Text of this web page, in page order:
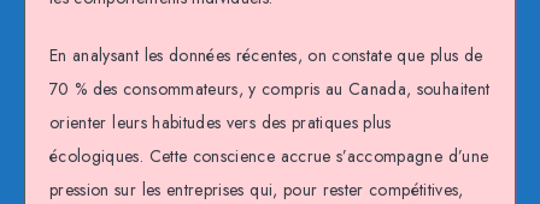
En analysant les données récentes, on constate que plus de
70 % des consommateurs, y compris au Canada, souhaitent
orienter leurs habitudes vers des pratiques plus
écologiques. Cette conscience accrue s’accompagne d’une
pression sur les entreprises qui, pour rester compétitives,